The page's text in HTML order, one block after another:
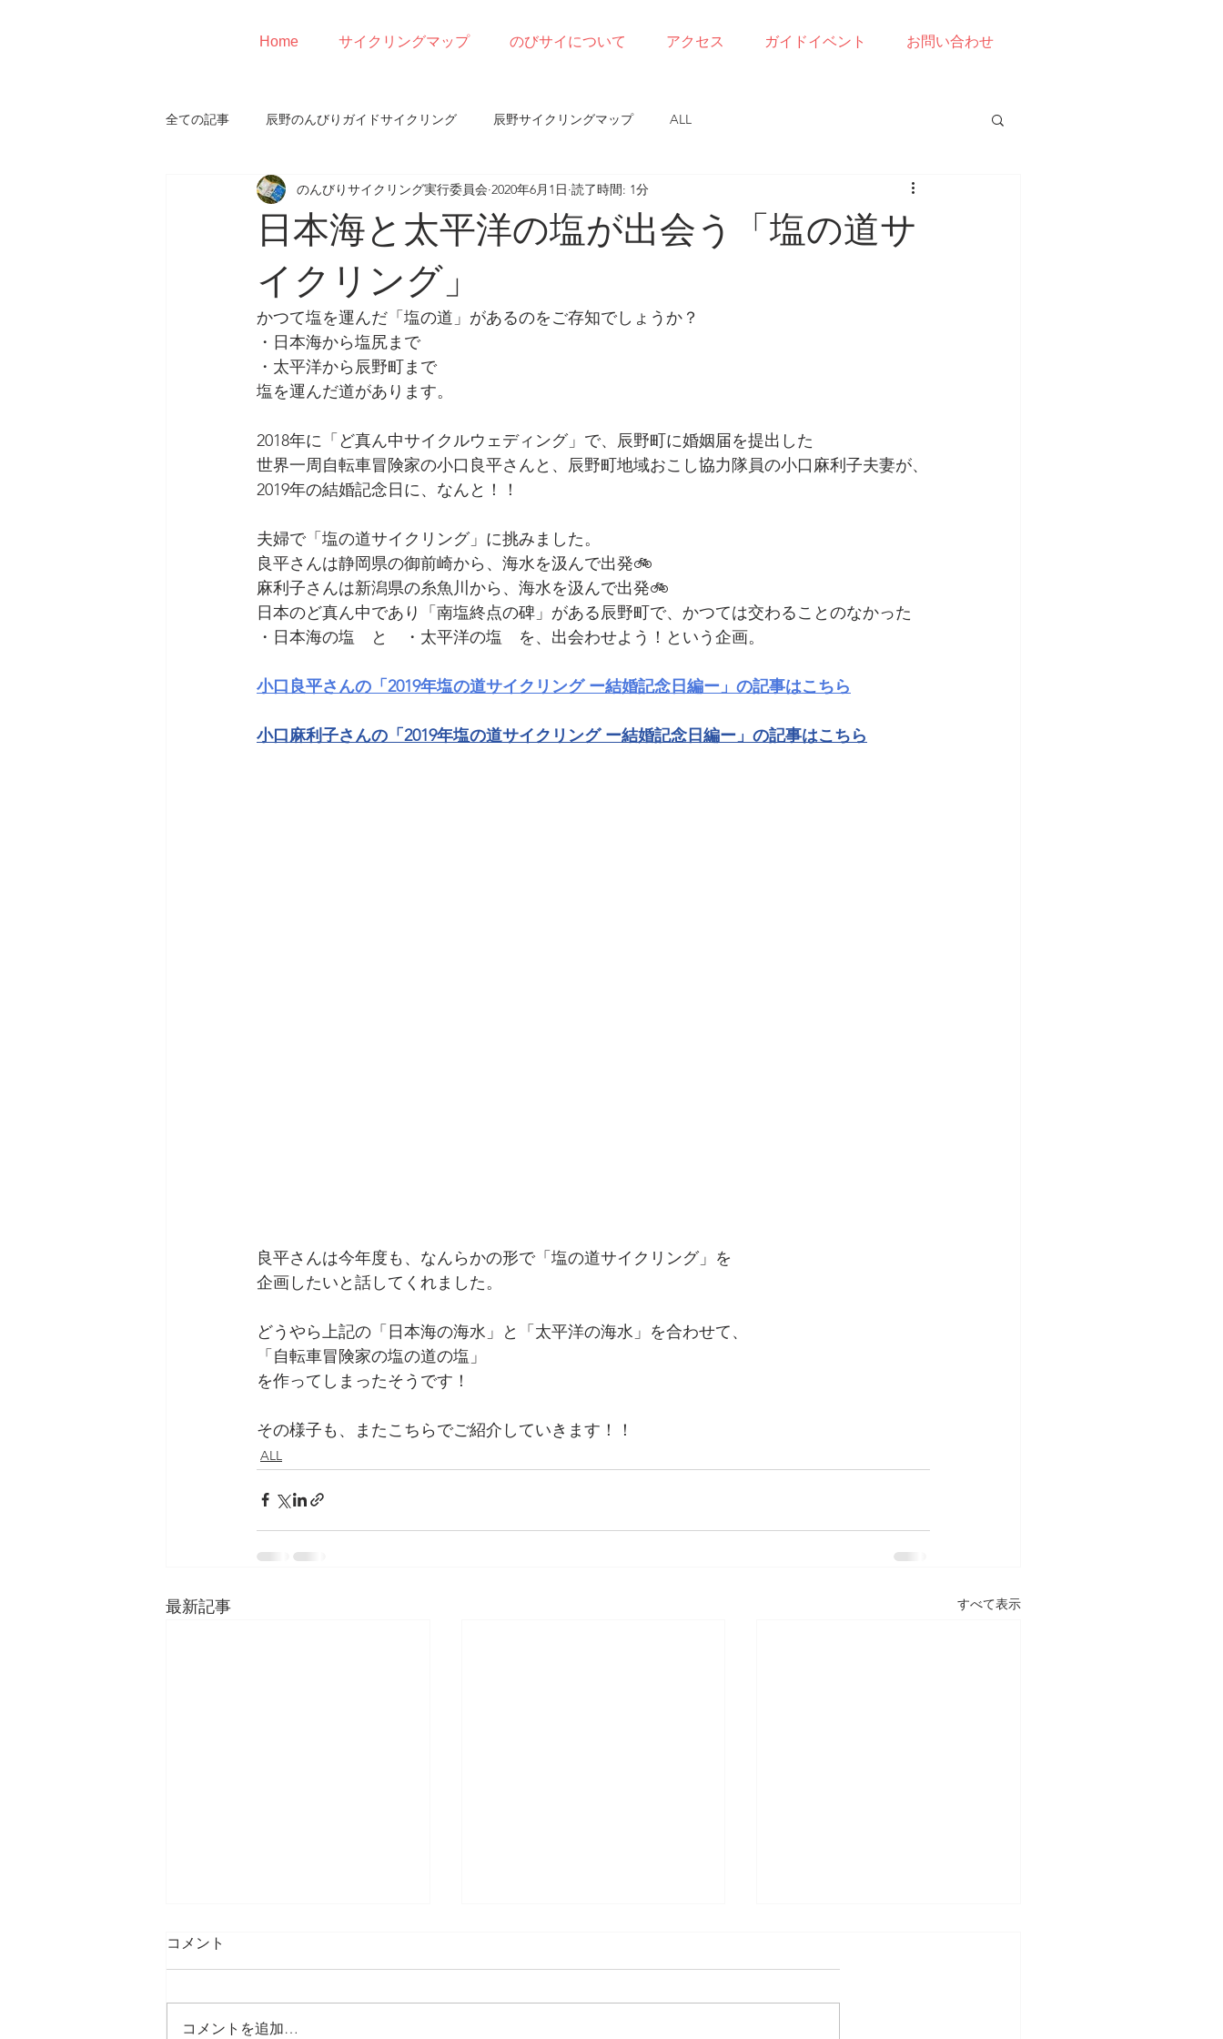
Home サイクリングマップ のびサイについて アクセス ガイドイベント お問い合わせ
全ての記事 辰野のんびりガイドサイクリング 辰野サイクリングマップ ALL
日本海と太平洋の塩が出会う「塩の道サ
イクリング」
のんびりサイクリング実行委員会 2020年6月1日 読了時間: 1分
かつて塩を運んだ「塩の道」があるのをご存知でしょうか？
・日本海から塩尻まで
・太平洋から辰野町まで
塩を運んだ道があります。
2018年に「ど真ん中サイクルウェディング」で、辰野町に婚姻届を提出した
世界一周自転車冒険家の小口良平さんと、辰野町地域おこし協力隊員の小口麻利子夫妻が、
2019年の結婚記念日に、なんと！！
夫婦で「塩の道サイクリング」に挑みました。
良平さんは静岡県の御前崎から、海水を汲んで出発🚲
麻利子さんは新潟県の糸魚川から、海水を汲んで出発🚲
日本のど真ん中であり「南塩終点の碑」がある辰野町で、かつては交わることのなかった
・日本海の塩　と　・太平洋の塩　を、出会わせよう！という企画。
小口良平さんの「2019年塩の道サイクリング ー結婚記念日編ー」の記事はこちら
小口麻利子さんの「2019年塩の道サイクリング ー結婚記念日編ー」の記事はこちら
良平さんは今年度も、なんらかの形で「塩の道サイクリング」を
企画したいと話してくれました。
どうやら上記の「日本海の海水」と「太平洋の海水」を合わせて、
「自転車冒険家の塩の道の塩」
を作ってしまったそうです！
その様子も、またこちらでご紹介していきます！！
ALL
最新記事 すべて表示
コメント
コメントを追加…